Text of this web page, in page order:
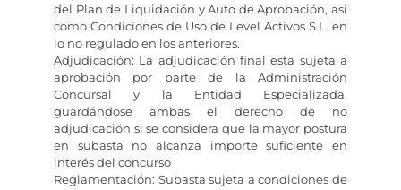
del Plan de Liquidación y Auto de Aprobación, así
como Condiciones de Uso de Level Activos S.L. en
lo no regulado en los anteriores.
Adjudicación: La adjudicación final esta sujeta a
aprobación por parte de la Administración
Concursal y la Entidad Especializada,
guardándose ambas el derecho de no
adjudicación si se considera que la mayor postura
en subasta no alcanza importe suficiente en
interés del concurso
Reglamentación: Subasta sujeta a condiciones de